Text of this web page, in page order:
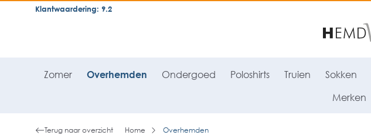
general.skipToNavigation
Klantwaardering: 9.2
Zomer Overhemden Ondergoed Poloshirts Truien Sokken
Merken
Terug naar overzicht Home Overhemden